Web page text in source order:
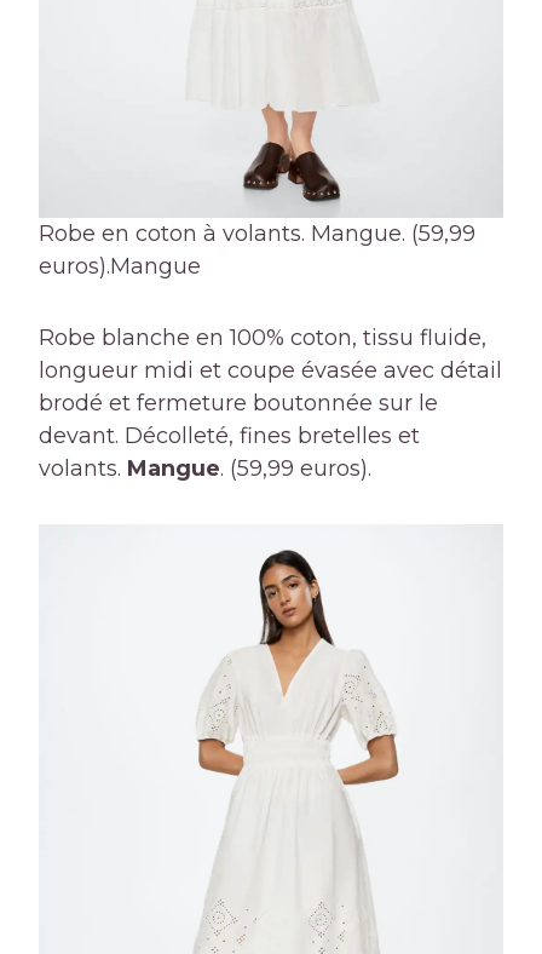
Robe en coton à volants. Mangue. (59,99
euros).Mangue
Robe blanche en 100% coton, tissu fluide,
longueur midi et coupe évasée avec détail
brodé et fermeture boutonnée sur le
devant. Décolleté, fines bretelles et
volants. Mangue. (59,99 euros).